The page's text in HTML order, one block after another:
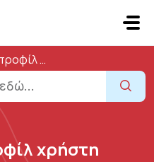
χρήστη
χρήστη